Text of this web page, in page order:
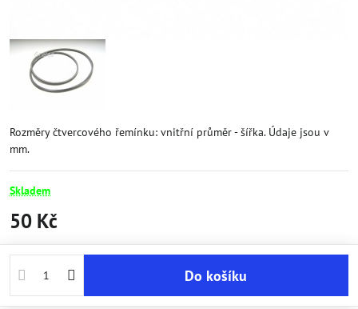
Rozměry čtvercového řemínku: vnitřní průměr - šířka. Údaje jsou v
mm.
Skladem
50 Kč
Do košíku